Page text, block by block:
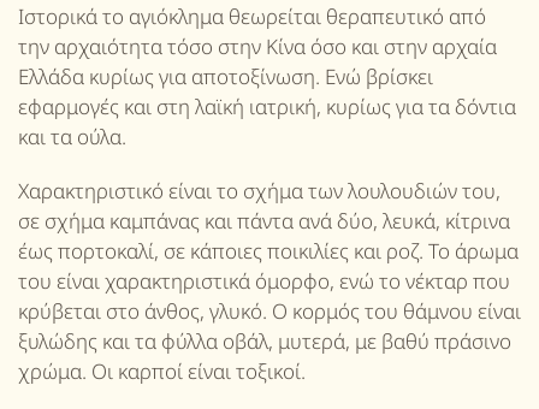
Ιστορικά το αγιόκλημα θεωρείται θεραπευτικό από
την αρχαιότητα τόσο στην Κίνα όσο και στην αρχαία
Ελλάδα κυρίως για αποτοξίνωση. Ενώ βρίσκει
εφαρμογές και στη λαϊκή ιατρική, κυρίως για τα δόντια
και τα ούλα.
Χαρακτηριστικό είναι το σχήμα των λουλουδιών του,
σε σχήμα καμπάνας και πάντα ανά δύο, λευκά, κίτρινα
έως πορτοκαλί, σε κάποιες ποικιλίες και ροζ. Το άρωμα
του είναι χαρακτηριστικά όμορφο, ενώ το νέκταρ που
κρύβεται στο άνθος, γλυκό. Ο κορμός του θάμνου είναι
ξυλώδης και τα φύλλα οβάλ, μυτερά, με βαθύ πράσινο
χρώμα. Οι καρποί είναι τοξικοί.